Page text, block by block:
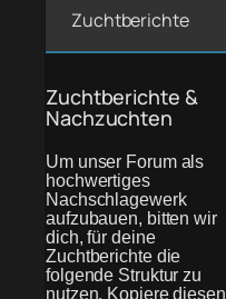
Zuchtberichte
Zuchtberichte &
Nachzuchten
Um unser Forum als
hochwertiges
Nachschlagewerk
aufzubauen, bitten wir
dich, für deine
Zuchtberichte die
folgende Struktur zu
nutzen. Kopiere diesen